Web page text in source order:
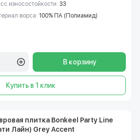
износостойкости: 33
ворса: 100% ПА (Полиамид)
В корзину
Купить в 1 клик
плитка Bonkeel Party Line
Лайн) Grey Accent